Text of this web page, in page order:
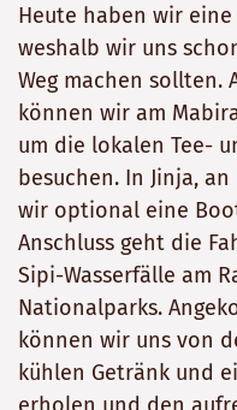
Heute haben wir
weshalb wir uns
Weg machen sollten.
können wir am
um die lokalen Tee-
besuchen. In Jinja,
wir optional eine
Anschluss geht die
Sipi-Wasserfälle am
Nationalparks.
können wir uns von
kühlen Getränk und